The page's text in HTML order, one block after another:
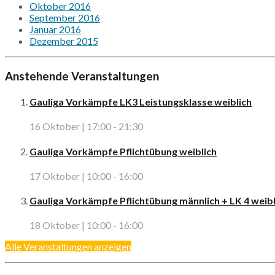
Oktober 2016
September 2016
Januar 2016
Dezember 2015
Anstehende Veranstaltungen
Gauliga Vorkämpfe LK3 Leistungsklasse weiblich
16 Oktober | 17:00 - 21:30
Gauliga Vorkämpfe Pflichtübung weiblich
17 Oktober | 10:00 - 16:00
Gauliga Vorkämpfe Pflichtübung männlich + LK 4
18 Oktober | 10:00 - 16:00
Alle Veranstaltungen anzeigen